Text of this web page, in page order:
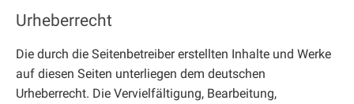
Urheberrecht
Die durch die Seitenbetreiber erstellten Inhalte und Werke
auf diesen Seiten unterliegen dem deutschen
Urheberrecht. Die Vervielfältigung, Bearbeitung,